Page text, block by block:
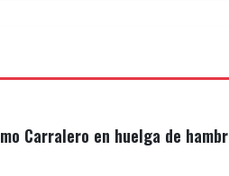
Carralero en huelga de